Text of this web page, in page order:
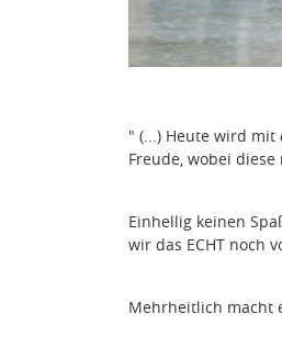
" (...) Heute wird mit
Freude, wobei
Einhellig keinen
wir das ECHT noch
Mehrheitlich macht